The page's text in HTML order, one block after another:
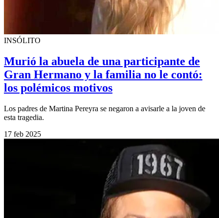
INSÓLITO
Murió la abuela de una participante de
Gran Hermano y la familia no le contó:
los polémicos motivos
Los padres de Martina Pereyra se negaron a avisarle a la joven de
esta tragedia.
17 feb 2025